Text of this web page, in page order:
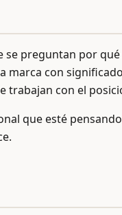
se preguntan por
con
trabajan con el
que esté